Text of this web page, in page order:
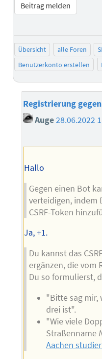
Beitrag melden
Übersicht alle Foren
Benutzerkonto erstellen
Registrierung
Auge28.06.2022
Hallo
Gegen einen Bot
verteidigen, indem
CSRF-Token
Ja, +1.
Du kannst das
ergänzen, die vom
Du so formulierst,
"Bitte sag mir,
drei ist".
"Wie viele
Straßenname
Aachen